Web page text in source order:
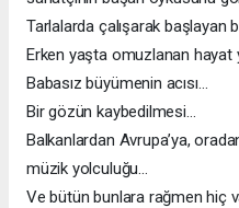
Tarlalarda çalışarak başlayan
Erken yaşta omuzlanan hayat
Babasız büyümenin acısı…
Bir gözün kaybedilmesi…
Balkanlardan Avrupa’ya,
müzik yolculuğu…
Ve bütün bunlara rağmen hiç